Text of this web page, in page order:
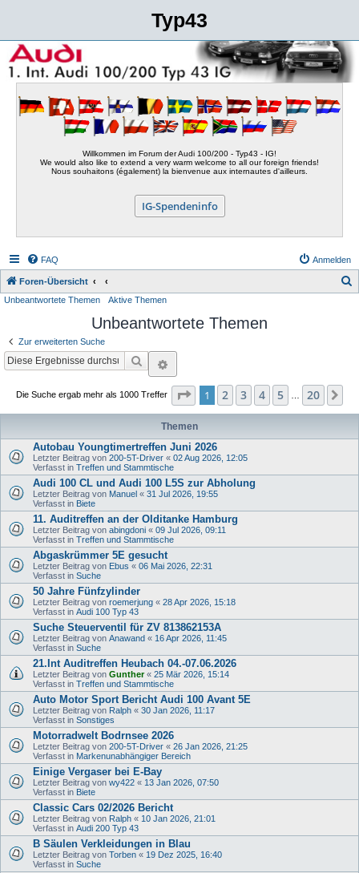
Typ43
Willkommen im Forum der Audi 100/200 - Typ43 - IG!
We would also like to extend a very warm welcome to all our foreign friends!
Nous souhaitons (également) la bienvenue aux internautes d'ailleurs.
IG-Spendeninfo
FAQ Anmelden
Foren-Übersicht
Unbeantwortete Themen Aktive Themen
Unbeantwortete Themen
Zur erweiterten Suche
Suche
Die Suche ergab mehr als 1000 Treffer Seite 1 von 20
1 2 3 4 5 … 20
Themen
Autobau Youngtimertreffen Juni 2026
Letzter Beitrag von 200-5T-Driver « 02 Aug 2026, 12:05
Verfasst in Treffen und Stammtische
Audi 100 CL und Audi 100 L5S zur Abholung
Letzter Beitrag von Manuel « 31 Jul 2026, 19:55
Verfasst in Biete
11. Auditreffen an der Olditanke Hamburg
Letzter Beitrag von abingdoni « 09 Jul 2026, 09:11
Verfasst in Treffen und Stammtische
Abgaskrümmer 5E gesucht
Letzter Beitrag von Ebus « 06 Mai 2026, 22:31
Verfasst in Suche
50 Jahre Fünfzylinder
Letzter Beitrag von roemerjung « 28 Apr 2026, 15:18
Verfasst in Audi 100 Typ 43
Suche Steuerventil für ZV 813862153A
Letzter Beitrag von Anawand « 16 Apr 2026, 11:45
Verfasst in Suche
21.Int Auditreffen Heubach 04.-07.06.2026
Letzter Beitrag von Gunther« 25 Mär 2026, 15:14
Verfasst in Treffen und Stammtische
Auto Motor Sport Bericht Audi 100 Avant 5E
Letzter Beitrag von Ralph « 30 Jan 2026, 11:17
Verfasst in Sonstiges
Motorradwelt Bodrnsee 2026
Letzter Beitrag von 200-5T-Driver « 26 Jan 2026, 21:25
Verfasst in Markenunabhängiger Bereich
Einige Vergaser bei E-Bay
Letzter Beitrag von wy422 « 13 Jan 2026, 07:50
Verfasst in Biete
Classic Cars 02/2026 Bericht
Letzter Beitrag von Ralph « 10 Jan 2026, 21:01
Verfasst in Audi 200 Typ 43
B Säulen Verkleidungen in Blau
Letzter Beitrag von Torben « 19 Dez 2025, 16:40
Verfasst in Suche